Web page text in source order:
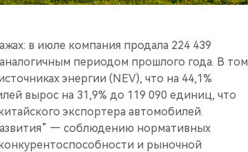
в июле компания продала 224 439
периодом прошлого года. В том
энергии (NEV), что на 44,1%
вырос на 31,9% до 119 090 единиц, что
экспортера автомобилей.
— соблюдению нормативных
и рыночной